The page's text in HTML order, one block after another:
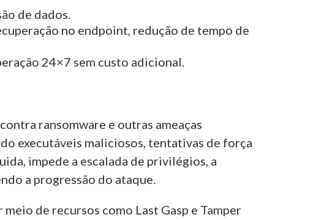
de dados.
no endpoint, redução de tempo de
24×7 sem custo adicional.
ransomware e outras ameaças
executáveis maliciosos, tentativas de força
impede a escalada de privilégios, a
a progressão do ataque.
de recursos como Last Gasp e Tamper